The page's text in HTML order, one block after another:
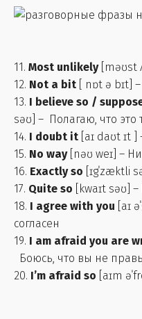
11. Most unlikely[məʊst
12. Not a bit
[ nɒt ə bɪt]
13. I believe so /
səʊ] – Полагаю, что это
14. I doubt it [aɪ daʊt ɪt
15. No way[nəʊ weɪ] –
16. Exactly so [ɪgˈzæktli
17. Quite so [kwaɪt səʊ]
18. I agree with you [aɪ
согласен
19. I am afraid you are
Боюсь, что вы не
20. I’m afraid so [aɪm